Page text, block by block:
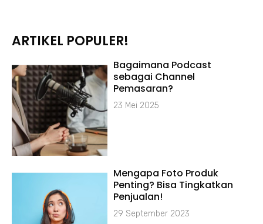
ARTIKEL POPULER!
Bagaimana Podcast
sebagai Channel
Pemasaran?
23 Mei 2025
Mengapa Foto Produk
Penting? Bisa Tingkatkan
Penjualan!
29 September 2023